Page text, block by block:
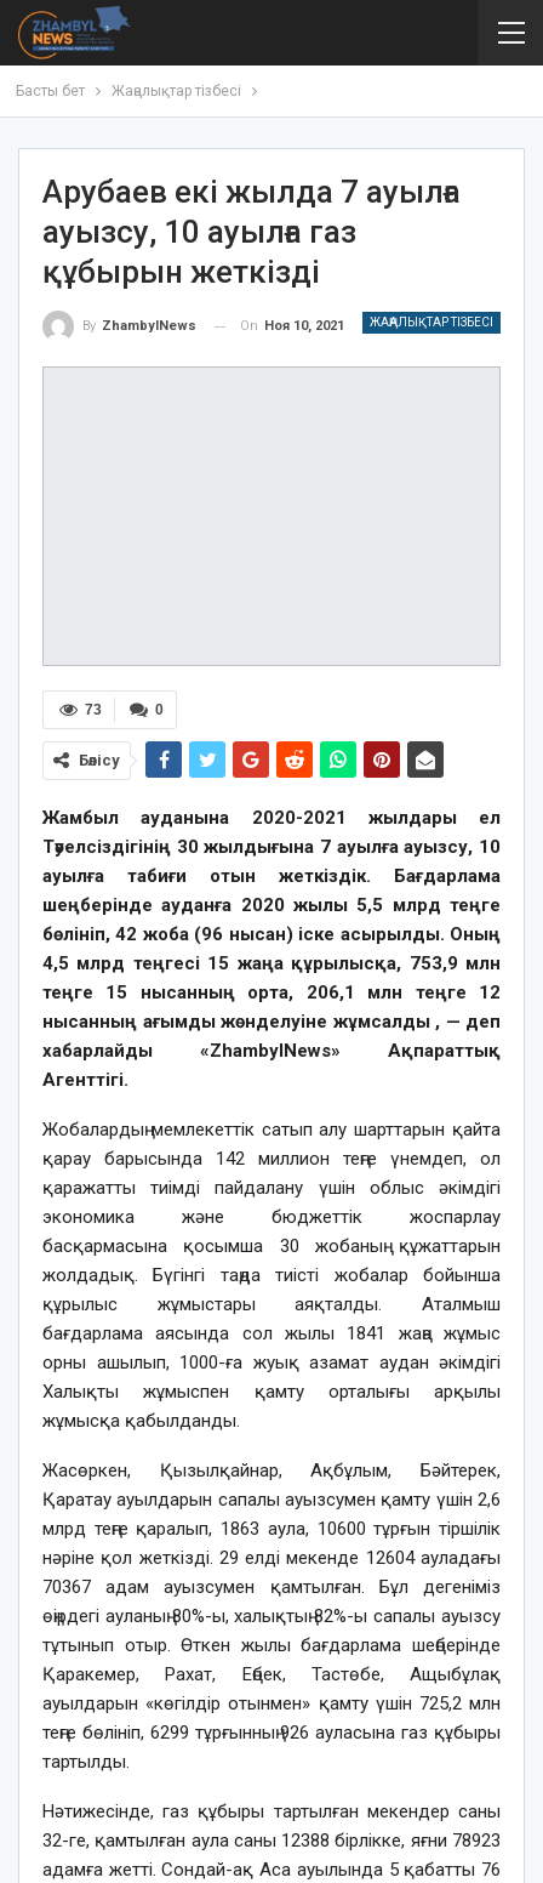
Басты бет Жаңалықтар тізбесі
Арубаев екі жылда 7 ауылға
ауызсу, 10 ауылға газ
құбырын жеткізді
ЖАҢАЛЫҚТАР ТІЗБЕСІ
By ZhambylNews On Ноя 10, 2021
0
73
Бөлісу
Жамбыл ауданына 2020-2021 жылдары ел
Тәуелсіздігінің 30 жылдығына 7 ауылға ауызсу, 10
ауылға табиғи отын жеткіздік. Бағдарлама
шеңберінде ауданға 2020 жылы 5,5 млрд теңге
бөлініп, 42 жоба (96 нысан) іске асырылды. Оның
4,5 млрд теңгесі 15 жаңа құрылысқа, 753,9 млн
теңге 15 нысанның орта, 206,1 млн теңге 12
нысанның ағымды жөнделуіне жұмсалды , — деп
хабарлайды «ZhambylNews» Ақпараттық
Агенттігі.
Жобалардың мемлекеттік сатып алу шарттарын қайта
қарау барысында 142 миллион теңге үнемдеп, ол
қаражатты тиімді пайдалану үшін облыс әкімдігі
экономика және бюджеттік жоспарлау
басқармасына қосымша 30 жобаның құжаттарын
жолдадық. Бүгінгі таңда тиісті жобалар бойынша
құрылыс жұмыстары аяқталды. Аталмыш
бағдарлама аясында сол жылы 1841 жаңа жұмыс
орны ашылып, 1000-ға жуық азамат аудан әкімдігі
Халықты жұмыспен қамту орталығы арқылы
жұмысқа қабылданды.
Жасөркен, Қызылқайнар, Ақбұлым, Бәйтерек,
Қаратау ауылдарын сапалы ауызсумен қамту үшін 2,6
млрд теңге қаралып, 1863 аула, 10600 тұрғын тіршілік
нәріне қол жеткізді. 29 елді мекенде 12604 ауладағы
70367 адам ауызсумен қамтылған. Бұл дегеніміз
өңірдегі ауланың 80%-ы, халықтың 82%-ы сапалы ауызсу
тұтынып отыр. Өткен жылы бағдарлама шеңберінде
Қаракемер, Рахат, Еңбек, Тастөбе, Ащыбұлақ
ауылдарын «көгілдір отынмен» қамту үшін 725,2 млн
теңге бөлініп, 6299 тұрғынның 926 ауласына газ құбыры
тартылды.
Нәтижесінде, газ құбыры тартылған мекендер саны
32-ге, қамтылған аула саны 12388 бірлікке, яғни 78923
адамға жетті. Сондай-ақ Аса ауылында 5 қабатты 76